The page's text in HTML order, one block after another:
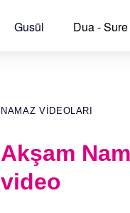
Gusül Dua - Sure
NAMAZ VIDEOLARI
Akşam
video